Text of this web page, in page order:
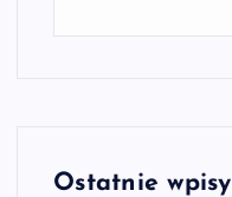
Ostatnie wpisy